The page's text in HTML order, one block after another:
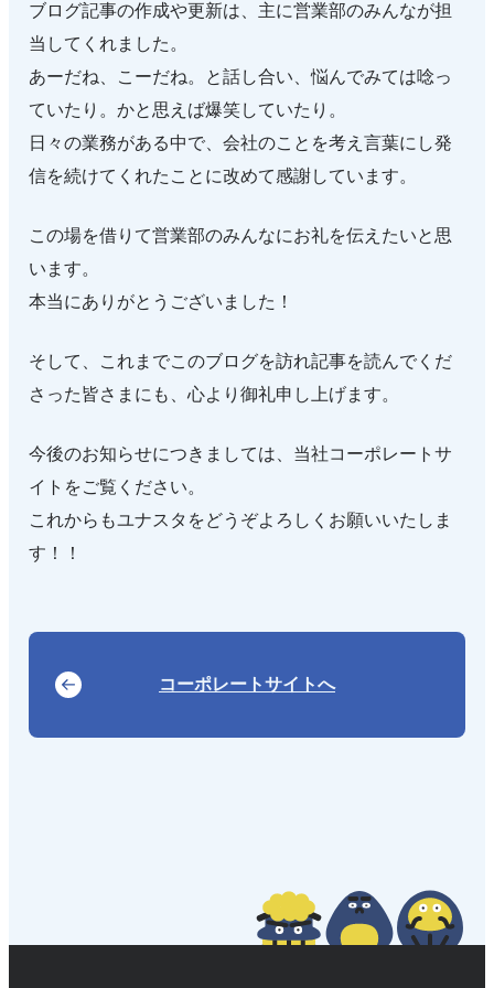
ブログ記事の作成や更新は、主に営業部のみんなが担
当してくれました。
あーだね、こーだね。と話し合い、悩んでみては唸っ
ていたり。かと思えば爆笑していたり。
日々の業務がある中で、会社のことを考え言葉にし発
信を続けてくれたことに改めて感謝しています。
この場を借りて営業部のみんなにお礼を伝えたいと思
います。
本当にありがとうございました！
そして、これまでこのブログを訪れ記事を読んでくだ
さった皆さまにも、心より御礼申し上げます。
今後のお知らせにつきましては、当社コーポレートサ
イトをご覧ください。
これからもユナスタをどうぞよろしくお願いいたしま
す！！
コーポレートサイトへ